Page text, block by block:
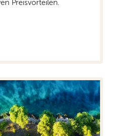
Preisvorteilen.